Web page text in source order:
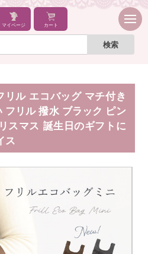
マイページ カート
ル エコバッグ マチ付き
フリル 撥水 ブラック ピン
スマス 誕生日のギフトに
ス